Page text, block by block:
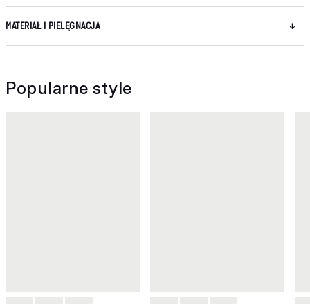
MATERIAŁ I PIELĘGNACJA
Popularne style